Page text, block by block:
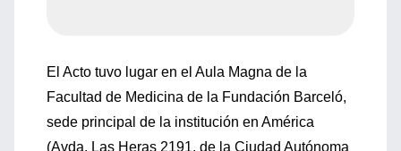
El Acto tuvo lugar en el Aula Magna de la
Facultad de Medicina de la Fundación Barceló,
sede principal de la institución en América
(Avda. Las Heras 2191, de la Ciudad Autónoma